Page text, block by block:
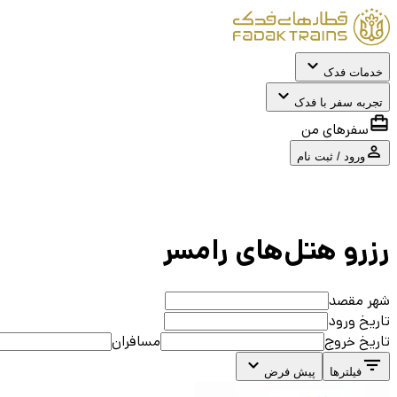
خدمات فدک
تجربه سفر با فدک
سفرهای من
ورود / ثبت نام
رزرو هتل‌های رامسر
شهر مقصد
تاریخ ورود
تاریخ خروج
مسافران
فیلترها پیش فرض